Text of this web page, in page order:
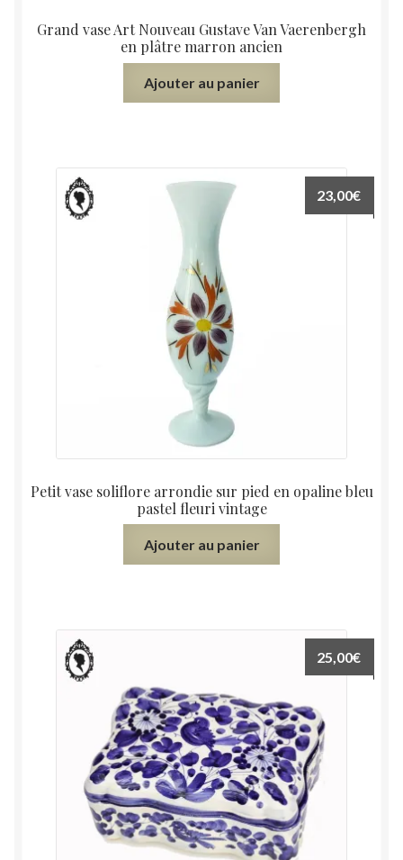
Grand vase Art Nouveau Gustave Van Vaerenbergh
en plâtre marron ancien
Ajouter au panier
Petit vase soliflore arrondie sur pied en opaline bleu
pastel fleuri vintage
23,00€
Ajouter au panier
25,00€